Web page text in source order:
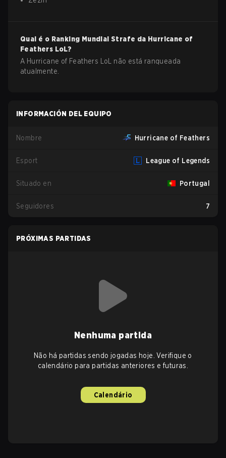
Qual é o Ranking Mundial Strafe da Hurricane of
Feathers LoL?
A Hurricane of Feathers LoL não está ranqueada
atualmente.
INFORMACIÓN DEL EQUIPO
Nombre Hurricane of Feathers
Esport League of Legends
Situado en Portugal
Seguidores 7
PRÓXIMAS PARTIDAS
Nenhuma partida
Não há partidas sendo jogadas hoje. Verifique o
calendário para partidas anteriores e futuras.
Calendário